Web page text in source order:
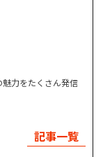
力をたくさん発信
記事一覧